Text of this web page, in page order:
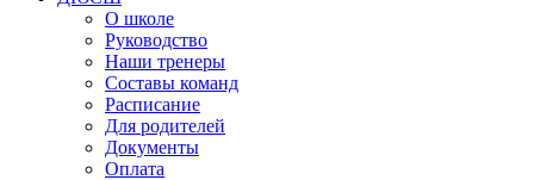
О школе
Руководство
Наши тренеры
Составы команд
Расписание
Для родителей
Документы
Оплата